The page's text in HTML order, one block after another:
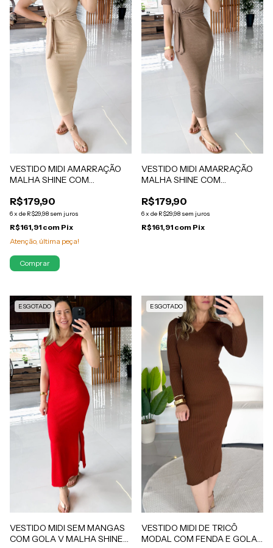
VESTIDO MIDI AMARRAÇÃO
MALHA SHINE COM
R$179,90
6x de R$29,98 sem juros
R$161,91 com Pix
Atenção, última peça!
VESTIDO MIDI AMARRAÇÃO
MALHA SHINE COM
R$179,90
6x de R$29,98 sem juros
R$161,91 com Pix
ESGOTADO
VESTIDO MIDI SEM MANGAS
COM GOLA V MALHA SHINE
ESGOTADO
VESTIDO MIDI DE TRICÔ
MODAL COM FENDA E GOLA